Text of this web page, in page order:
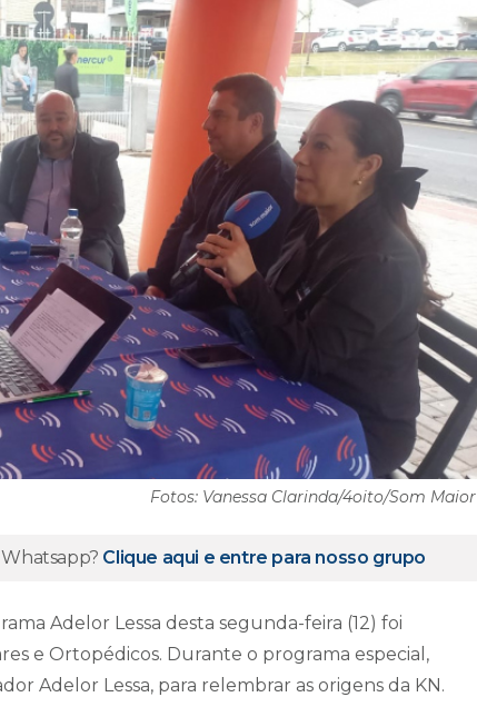
Fotos: Vanessa Clarinda/4oito/Som Maior
Clique aqui e entre para nosso grupo
Adelor Lessa desta segunda-feira (12) foi
e Ortopédicos. Durante o programa especial,
Adelor Lessa, para relembrar as origens da KN.